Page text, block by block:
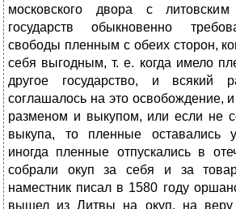
московского двора с
государств обыкновенно
свободы пленным с обеих сторон,
себя выгодным, т. е. когда имело
другое государство, и всякий
соглашалось на это освобождение,
разменом и выкупом, или если не
выкупа, то пленные оставались
иногда пленные отпускались в
собрали окуп за себя и за
наместник писал в 1580 году
вышел из Литвы на окуп, на веру